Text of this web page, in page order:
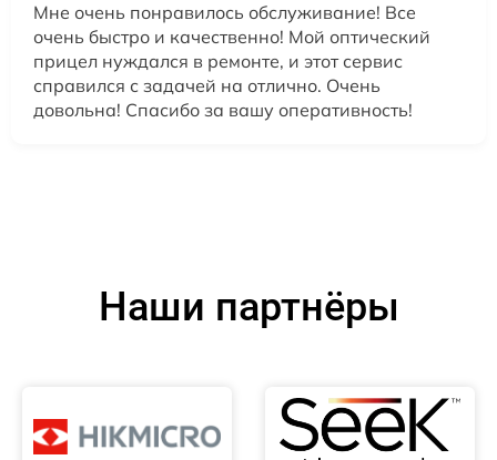
Мне очень понравилось обслуживание! Все
очень быстро и качественно! Мой оптический
прицел нуждался в ремонте, и этот сервис
справился с задачей на отлично. Очень
довольна! Спасибо за вашу оперативность!
Наши партнёры